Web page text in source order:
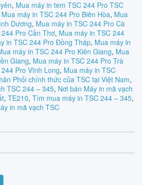
, Mua máy in tem TSC 244 Pro TSC
Mua máy in TSC 244 Pro Biên Hòa, Mua
Dương, Mua máy in TSC 244 Pro Cà
Pro Cần Thơ, Mua máy in TSC 244
in TSC 244 Pro Đồng Tháp, Mua máy in
máy in TSC 244 Pro Kiên Giang, Mua
Giang, Mua máy in TSC 244 Pro Trà
Pro Vĩnh Long, Mua máy in TSC
Phối chính thức của TSC tại Việt Nam,
TSC 244 – 345, Nơi bán Máy in mã vạch
, TE210, Tìm mua máy in TSC 244 – 345,
in mã vạch TSC